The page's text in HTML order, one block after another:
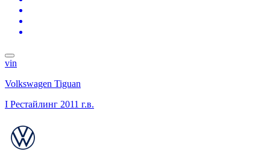
vin
Volkswagen Tiguan
I Рестайлинг 2011 г.в.